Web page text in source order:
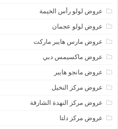
عروض لولو رأس الخيمة
عروض لولو عجمان
عروض مارس هايبر ماركت
عروض ماكسيمس دبي
عروض مانجو هايبر
عروض مركز النخيل
عروض مركز النهدة الشارقة
عروض مركز دلتا